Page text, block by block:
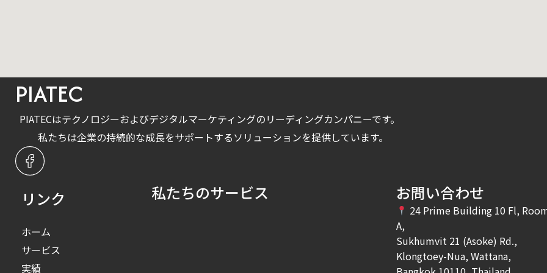
PIATEC
PIATECはテクノロジーおよびデジタルマーケティングのリーディングカンパニーです。
私たちは企業の持続的な成長をサポートするソリューションを提供しています。
リンク
ホーム
サービス
実績
私たちのサービス お問い合わせ
24 Prime Building 10 Fl,
A,
Sukhumvit 21 (Asoke) Rd.,
Klongtoey-Nua, Wattana,